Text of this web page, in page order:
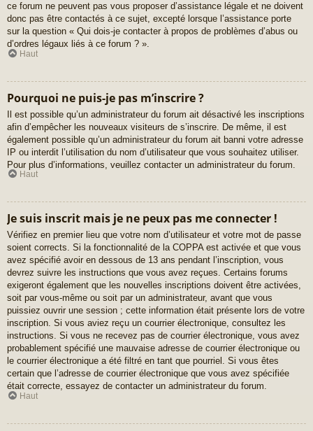
ce forum ne peuvent pas vous proposer d’assistance légale et ne doivent
donc pas être contactés à ce sujet, excepté lorsque l’assistance porte
sur la question « Qui dois-je contacter à propos de problèmes d’abus ou
d’ordres légaux liés à ce forum ? ».
Haut
Pourquoi ne puis-je pas m’inscrire ?
Il est possible qu’un administrateur du forum ait désactivé les inscriptions
afin d’empêcher les nouveaux visiteurs de s’inscrire. De même, il est
également possible qu’un administrateur du forum ait banni votre adresse
IP ou interdit l’utilisation du nom d’utilisateur que vous souhaitez utiliser.
Pour plus d’informations, veuillez contacter un administrateur du forum.
Haut
Je suis inscrit mais je ne peux pas me connecter !
Vérifiez en premier lieu que votre nom d’utilisateur et votre mot de passe
soient corrects. Si la fonctionnalité de la COPPA est activée et que vous
avez spécifié avoir en dessous de 13 ans pendant l’inscription, vous
devrez suivre les instructions que vous avez reçues. Certains forums
exigeront également que les nouvelles inscriptions doivent être activées,
soit par vous-même ou soit par un administrateur, avant que vous
puissiez ouvrir une session ; cette information était présente lors de votre
inscription. Si vous aviez reçu un courrier électronique, consultez les
instructions. Si vous ne recevez pas de courrier électronique, vous avez
probablement spécifié une mauvaise adresse de courrier électronique ou
le courrier électronique a été filtré en tant que pourriel. Si vous êtes
certain que l’adresse de courrier électronique que vous avez spécifiée
était correcte, essayez de contacter un administrateur du forum.
Haut